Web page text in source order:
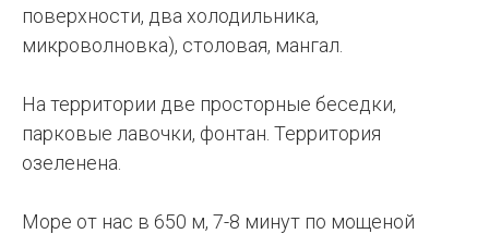
поверхности, два холодильника,
микроволновка), столовая, мангал.
На территории две просторные беседки,
парковые лавочки, фонтан. Территория
озеленена.
Море от нас в 650 м, 7-8 минут по мощеной